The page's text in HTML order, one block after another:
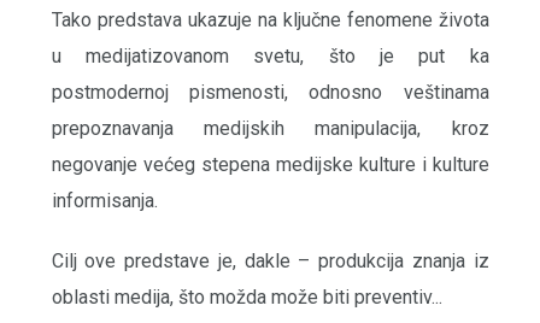
Tako predstava ukazuje na ključne fenomene života
u medijatizovanom svetu, što je put ka
postmodernoj pismenosti, odnosno veštinama
prepoznavanja medijskih manipulacija, kroz
negovanje većeg stepena medijske kulture i kulture
informisanja.
Cilj ove predstave je, dakle – produkcija znanja iz
oblasti medija, što možda može biti preventiv...